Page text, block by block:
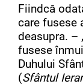
Fiindcă
care fusese
deasupra. –
fusese
Duhului
(Sfântul